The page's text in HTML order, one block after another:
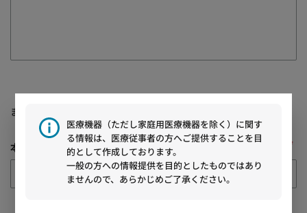
「±」「°」「→」等の機種依存文字は文字化けする可能性があり
ます。ご注意ください。
*
本製品・ソリューションを知ったきっかけ
医療機器（ただし家庭用医療機器を除く）に関す
る情報は、医療従事者の方へご提供することを目
的として作成しております。
一般の方への情報提供を目的としたものではあり
ませんので、あらかじめご了承ください。